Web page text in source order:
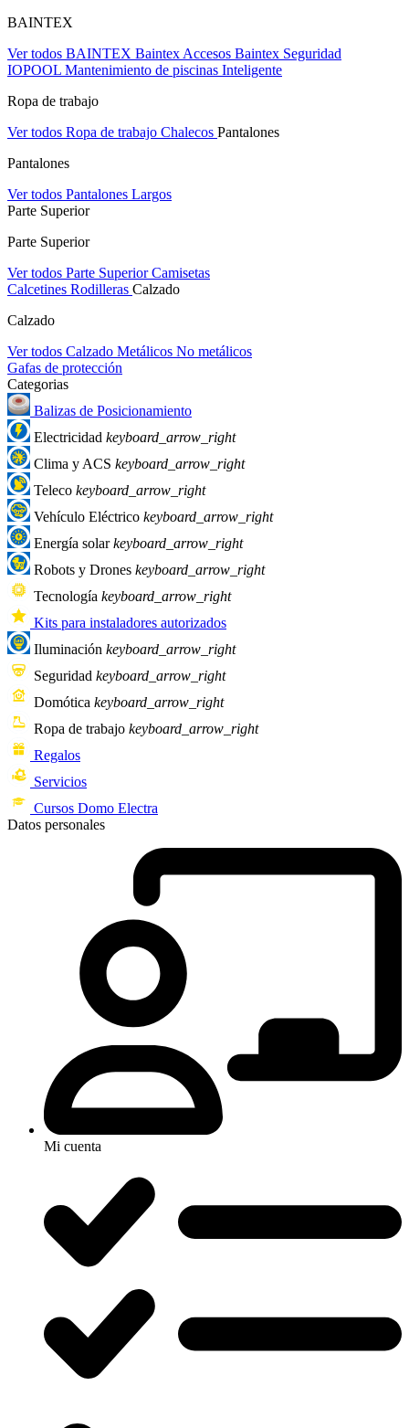
BAINTEX
Ver todos BAINTEX Baintex Accesos Baintex Seguridad
IOPOOL Mantenimiento de piscinas Inteligente
Ropa de trabajo
Ver todos Ropa de trabajo Chalecos Pantalones
Pantalones
Ver todos Pantalones Largos
Parte Superior
Parte Superior
Ver todos Parte SuperiorCamisetas
Calcetines Rodilleras Calzado
Calzado
Ver todos Calzado Metálicos No metálicos
Gafas de protección
Categorias
Balizas de Posicionamiento
Electricidad keyboard_arrow_right
Clima y ACS keyboard_arrow_right
Teleco keyboard_arrow_right
Vehículo Eléctrico keyboard_arrow_right
Energía solarkeyboard_arrow_right
Robots y Drones keyboard_arrow_right
Tecnología keyboard_arrow_right
Kits para instaladores autorizados
Iluminación keyboard_arrow_right
Seguridad keyboard_arrow_right
Domótica keyboard_arrow_right
Ropa de trabajo keyboard_arrow_right
Regalos
Servicios
Cursos Domo Electra
Datos personales
Mi cuenta